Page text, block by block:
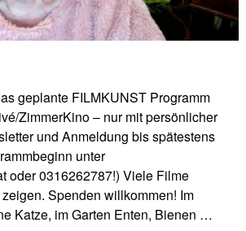
geplante FILMKUNST Programm
ZimmerKino – nur mit persönlicher
und Anmeldung bis spätestens
unter
oder 0316262787!) Viele Filme
Spenden willkommen! Im
Katze, im Garten Enten, Bienen …